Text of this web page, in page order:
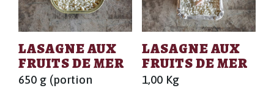
LASAGNE AUX
FRUITS DE MER
650 g (portion
LASAGNE AUX
FRUITS DE MER
1,00 Kg